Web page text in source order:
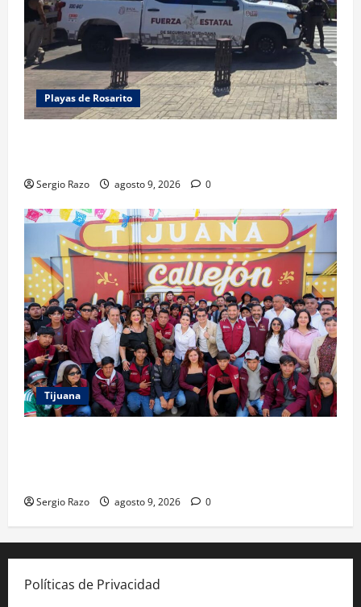
Playas de Rosarito
Sergio Razo agosto 9, 2026 0
Tijuana
Sergio Razo agosto 9, 2026 0
Políticas de Privacidad